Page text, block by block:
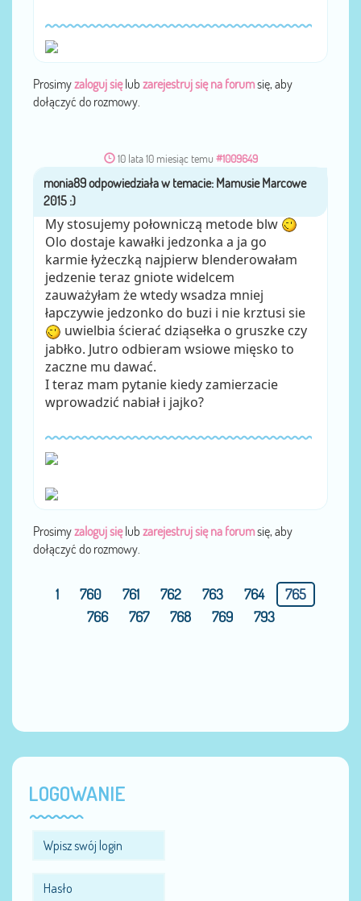
Prosimyzaloguj sięlub zarejestruj się na forumsię, aby
dołączyć do rozmowy.
10 lata 10 miesiąc temu #1009649
przezmonia89
My stosujemy połowniczą metode blw
Olo dostaje kawałki jedzonka a ja go
karmie łyżeczką najpierw blenderowałam
jedzenie teraz gniote widelcem
zauważyłam że wtedy wsadza mniej
łapczywie jedzonko do buzi i nie krztusi sie
uwielbia ścierać dziąsełka o gruszke czy
jabłko. Jutro odbieram wsiowe mięsko to
zaczne mu dawać.
I teraz mam pytanie kiedy zamierzacie
wprowadzić nabiał i jajko?
Prosimyzaloguj sięlub zarejestruj się na forumsię, aby
dołączyć do rozmowy.
1 760 761 762 763 764
765
766
767 768 769 793
LOGOWANIE